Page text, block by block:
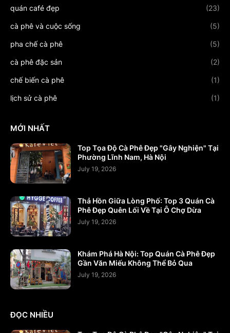
quán café đẹp (23)
cà phê và cuộc sống (5)
pha chế cà phê (5)
cà phê đặc sản (2)
chế biến cà phê (1)
lịch sử cà phê (1)
MỚI NHẤT
Top Tọa Độ Cà Phê Đẹp "Gây Nghiện" Tại
Phường Lĩnh Nam, Hà Nội
July 19, 2026
Thả Hồn Giữa Lòng Phố: Top 3 Quán Cà
Phê Đẹp Quên Lối Về Tại Ô Chợ Dừa
July 19, 2026
Khám Phá Hà Nội: Top Quán Cà Phê Đẹp
Gần Văn Miếu Không Thể Bỏ Qua
July 19, 2026
ĐỌC NHIỀU